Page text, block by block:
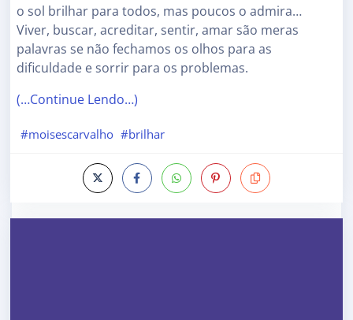
o sol brilhar para todos, mas poucos o admira…
Viver, buscar, acreditar, sentir, amar são meras
palavras se não fechamos os olhos para as
dificuldade e sorrir para os problemas.
(…Continue Lendo…)
#moisescarvalho #brilhar